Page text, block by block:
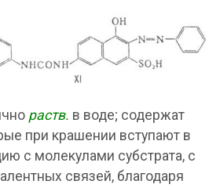
раств. в воде; содержат
при крашении вступают в
с молекулами субстрата, с
связей, благодаря